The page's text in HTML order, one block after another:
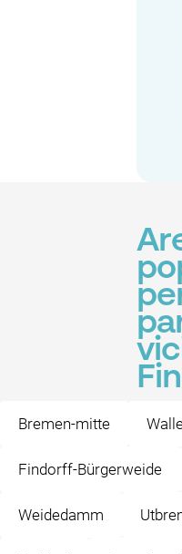
Bremen-mitte
Findorff-Bürgerweide
Weidedamm